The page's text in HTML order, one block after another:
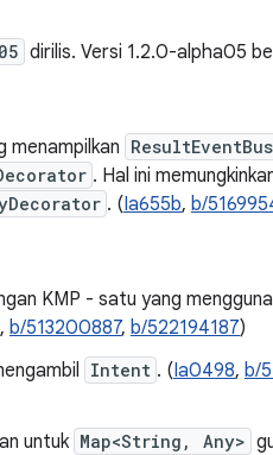
dirilis. Versi 1.2.0-alpha05
menampilkan ResultEventBus
. Hal ini
. (Ia655b, b/
KMP - satu yang
, b/513200887, b/522194187)
Intent . (Ia0498, b/
untuk Map<String, Any>